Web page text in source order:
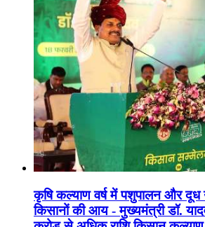
कृषि कल्याण वर्ष में पशुपालन और दूध
किसानों की आय - मुख्यमंत्री डॉ.